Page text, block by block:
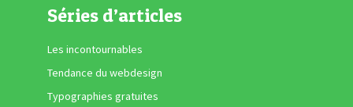
Séries d’articles
Les incontournables
Tendance du webdesign
Typographies gratuites